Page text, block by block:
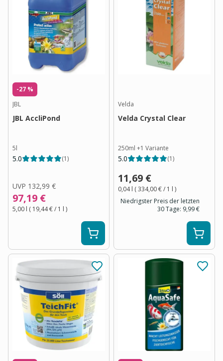
-27 %
JBL
JBL AccliPond
5l
5.0 (1)
UVP 132,99 €
97,19 €
5,00 l ( 19,44 €/ 1 l )
Velda
Velda Crystal Clear
250ml +1 Variante
5.0 (1)
11,69 €
0,04 l (334,00 €/ 1 l )
Niedrigster Preis der letzten
30 Tage: 9,99 €